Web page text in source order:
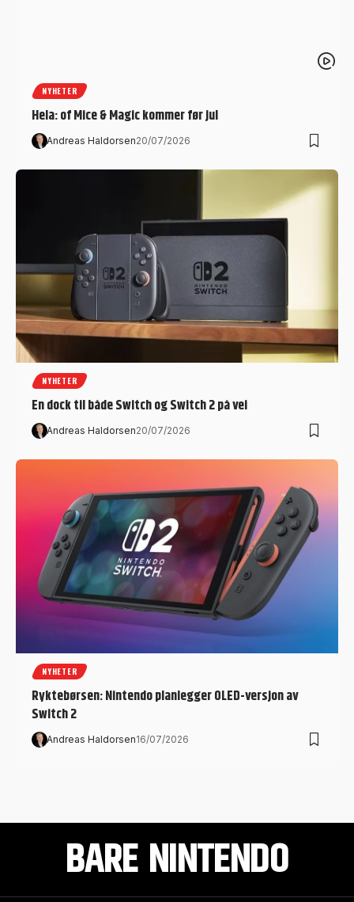
NYHETER
Hela: of Mice & Magic kommer før jul
Andreas Haldorsen20/07/2026
NYHETER
En dock til både Switch og Switch 2 på vei
Andreas Haldorsen20/07/2026
NYHETER
Ryktebørsen: Nintendo planlegger OLED-versjon av
Switch 2
Andreas Haldorsen16/07/2026
BARE NINTENDO